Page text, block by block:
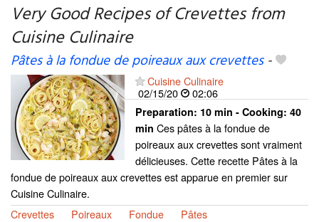
Very Good Recipes of Crevettes from
Cuisine Culinaire
Pâtes à la fondue de poireaux aux crevettes-
Cuisine Culinaire
02/15/20
02:06
Preparation: 10 min - Cooking: 40
min Ces pâtes à la fondue de
poireaux aux crevettes sont vraiment
délicieuses. Cette recette Pâtes à la
fondue de poireaux aux crevettes est apparue en premier sur
Cuisine Culinaire.
Crevettes
Poireaux Fondue Pâtes